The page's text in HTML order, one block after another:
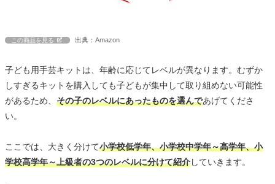
この商品を見る 出典：Amazon
子ども用手芸キットは、年齢に応じてレベルが異なります。むずか
しすぎるキットを購入しても子どもが集中して取り組めない可能性
があるため、 その子のレベルにあったものを選んであげてくださ
い。
ここでは、大きく分けて小学校低学年、小学校中学年～高学年、小
学校高学年～上級者の3つのレベルに分けて紹介していきます。